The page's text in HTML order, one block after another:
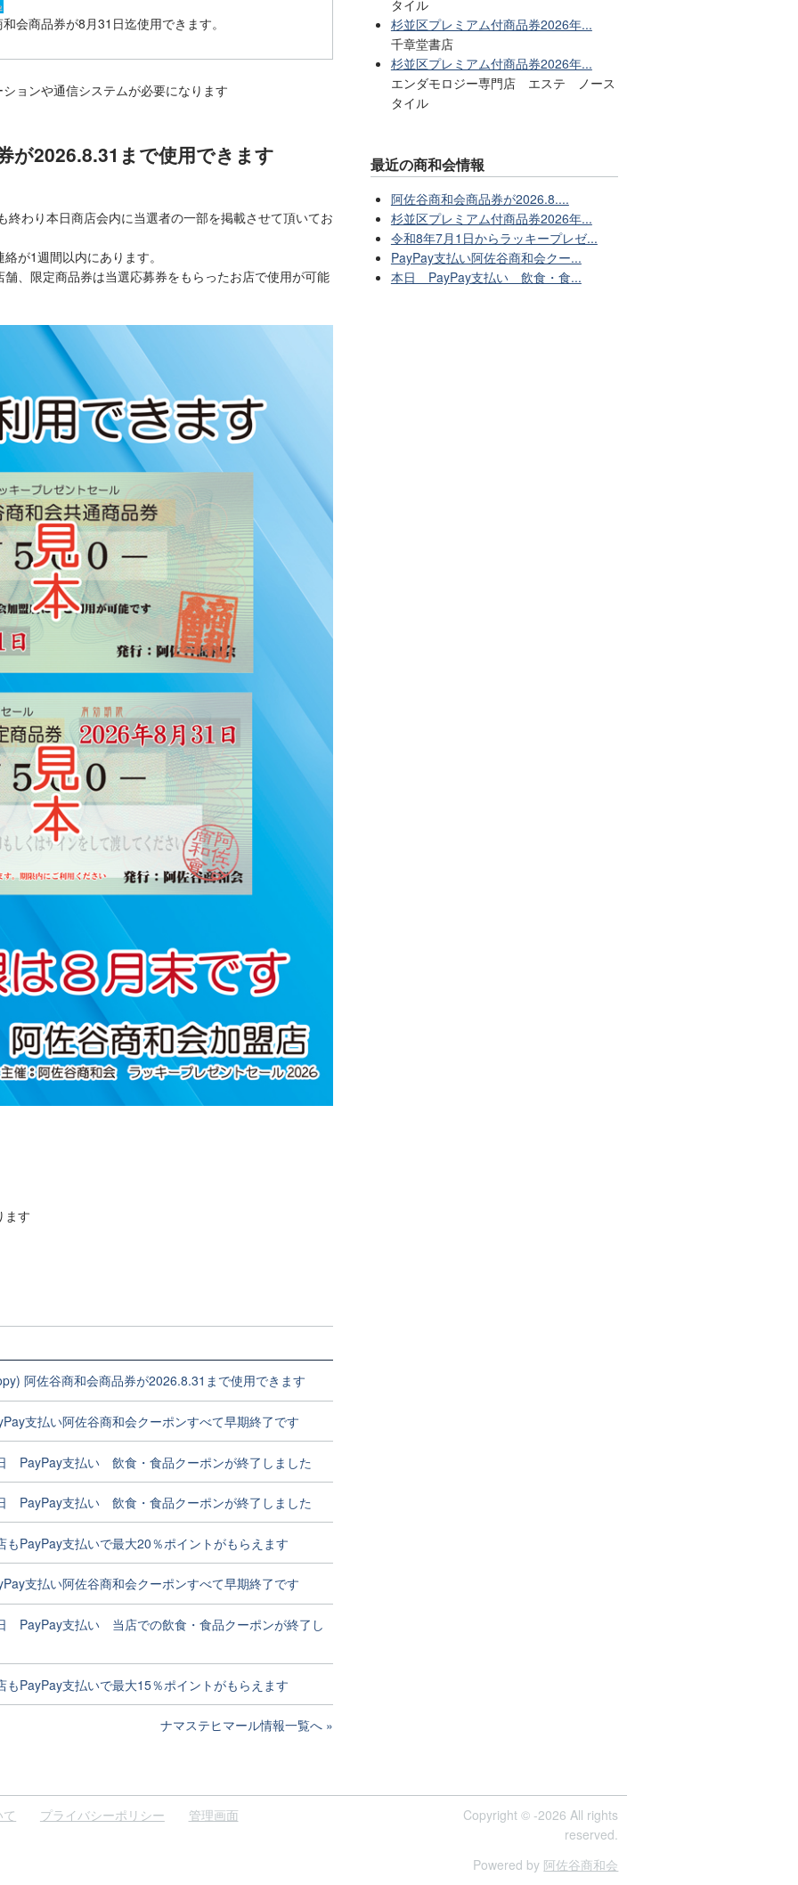
会商品券が8月31日迄使用できます。
ョンや通信システムが必要になります
が2026.8.31まで使用できます
わり本日商店会内に当選者の一部を掲載させて頂いてお
が1週間以内にあります。
、限定商品券は当選応募券をもらったお店で使用が可能
ます
阿佐谷商和会商品券が2026.8.31まで使用できます
支払い阿佐谷商和会クーポンすべて早期終了です
PayPay支払い 飲食・食品クーポンが終了しました
PayPay支払い 飲食・食品クーポンが終了しました
もPayPay支払いで最大20％ポイントがもらえます
支払い阿佐谷商和会クーポンすべて早期終了です
PayPay支払い 当店での飲食・食品クーポンが終了し
もPayPay支払いで最大15％ポイントがもらえます
ナマステヒマール情報一覧へ
タイル
杉並区プレミアム付商品券2026年...
千章堂書店
杉並区プレミアム付商品券2026年...
エンダモロジー専門店 エステ ノース
タイル
最近の商和会情報
阿佐谷商和会商品券が2026.8....
杉並区プレミアム付商品券2026年...
令和8年7月1日からラッキープレゼ...
PayPay支払い阿佐谷商和会クー...
本日 PayPay支払い 飲食・食...
プライバシーポリシー 管理画面
Copyright © -2026 All rights
reserved.
Powered by 阿佐谷商和会